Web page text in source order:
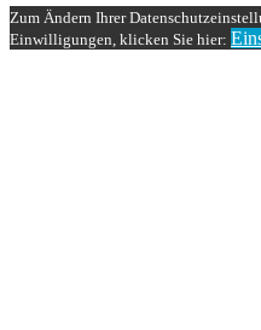
Zum Ändern Ihrer
Einwilligungen, klicken Sie hier: